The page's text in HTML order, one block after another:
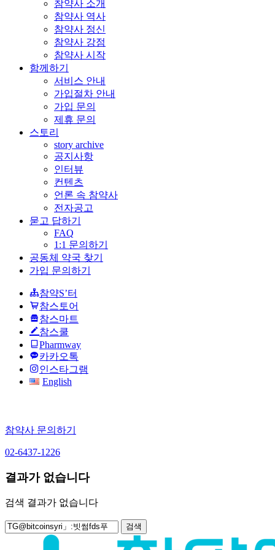
참약사 소개
참약사 역사
참약사 정신
참약사 강점
참약사 시작
함께하기
서비스 안내
가입절차 안내
가입 문의
제휴 문의
스토리
story archive
공지사항
인터뷰
컨텐츠
언론 속 참약사
전자공고
묻고 답하기
FAQ
1:1 문의하기
공동체 약국 찾기
가입 문의하기
참약S’터
참스토어
참스마트
참스쿨
Pharmway
카카오톡
인스타그램
English
참약사 문의하기
02-6437-1226
결과가 없습니다
검색 결과가 없습니다
검